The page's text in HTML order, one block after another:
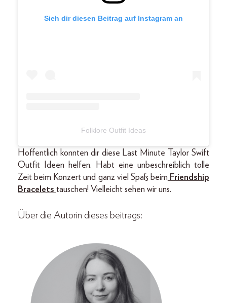
Sieh dir diesen Beitrag auf Instagram an
Folklore Outfit Ideas
Hoffentlich konnten dir diese Last Minute Taylor Swift
Outfit Ideen helfen. Habt eine unbeschreiblich tolle
Zeit beim Konzert und ganz viel Spaß beim Friendship
Bracelets tauschen! Vielleicht sehen wir uns.
Über die Autorin dieses beitrags: